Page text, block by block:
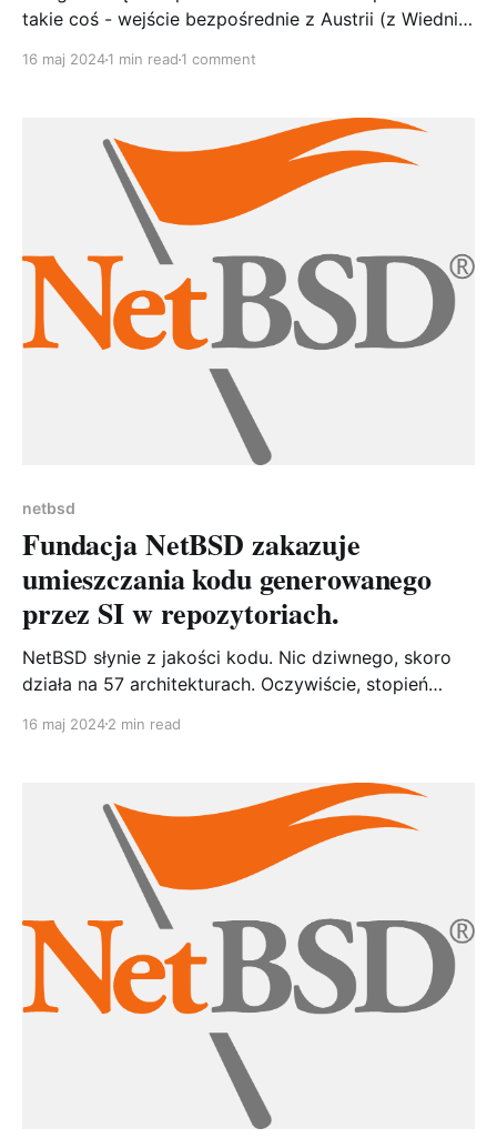
takie coś - wejście bezpośrednie z Austrii (z Wiednia
ale coś kołacze mi się po głowie, że faktycznie coś
szukajka odświeżyła mi pamięć - to oczywiście
16 maj 20241 min read 1 comment
netbsd
Fundacja NetBSD zakazuje
umieszczania kodu generowanego
przez SI w repozytoriach.
NetBSD słynie z jakości kodu. Nic dziwnego, skoro
działa na 57 architekturach. Oczywiście, stopień
zdecydowanie więcej osób używa i386/amd64 czyli
niż np. NetBSD na dreamcast'cie. Niemniej jednak,
bazowy kod jest taki sam, a różnice dotyczące
16 maj 20242 min read